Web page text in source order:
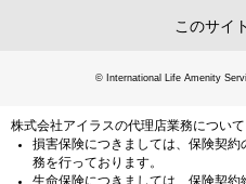
このサイ
© International Life Amenity
株式会社アイラスの代理店業務について
損害保険につきましては、保険契
務を行っております。
生命保険につきましては、保険契約